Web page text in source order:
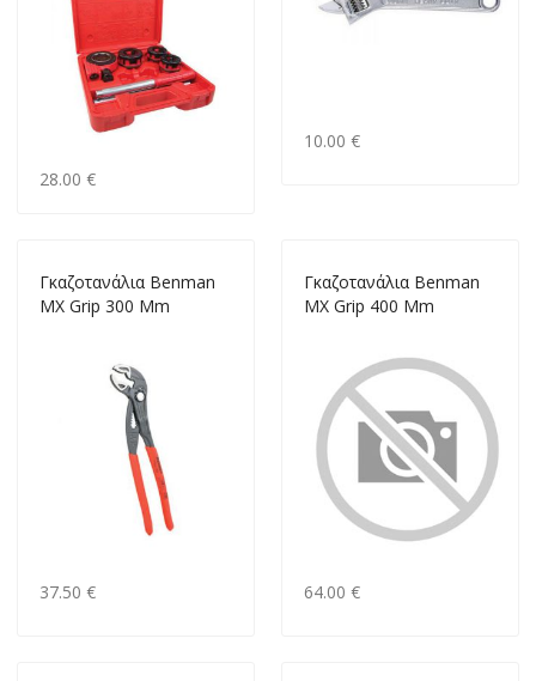
28.00 €
10.00 €
Γκαζοτανάλια Benman
MX Grip 300 Mm
37.50 €
Γκαζοτανάλια Benman
MX Grip 400 Mm
64.00 €